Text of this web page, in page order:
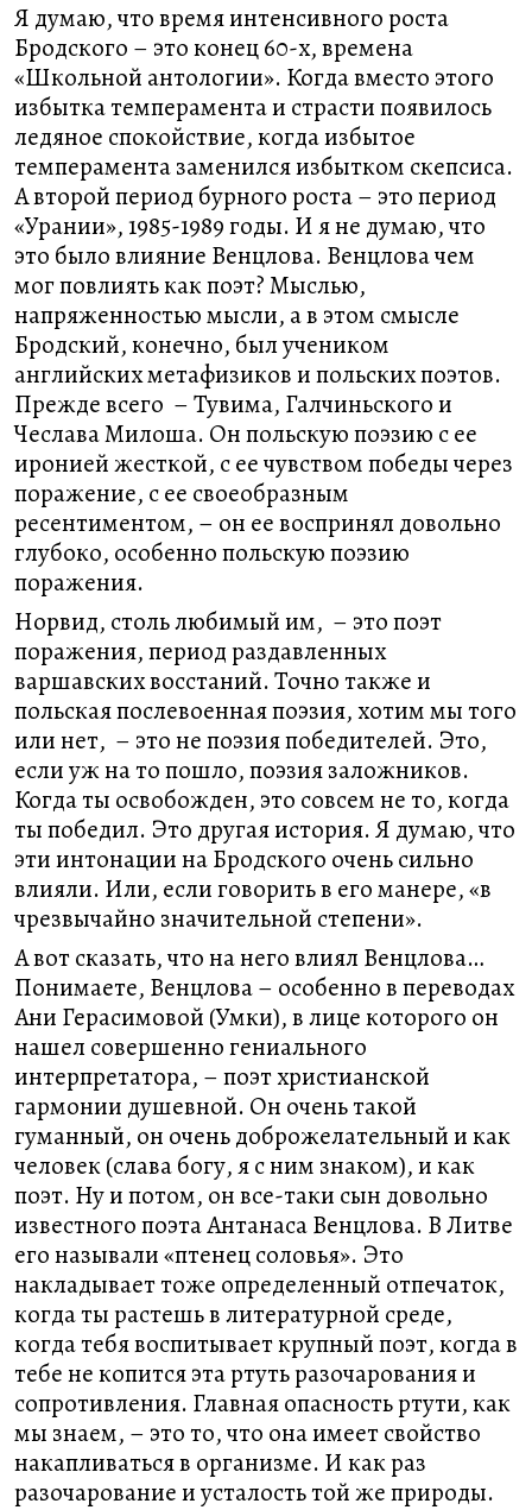
Я думаю, что время интенсивного роста
Бродского – это конец 60-х, времена
«Школьной антологии». Когда вместо этого
избытка темперамента и страсти появилось
ледяное спокойствие, когда избытое
темперамента заменился избытком скепсиса.
А второй период бурного роста – это период
«Урании», 1985-1989 годы. И я не думаю, что
это было влияние Венцлова. Венцлова чем
мог повлиять как поэт? Мыслью,
напряженностью мысли, а в этом смысле
Бродский, конечно, был учеником
английских метафизиков и польских поэтов.
Прежде всего – Тувима, Галчиньского и
Чеслава Милоша. Он польскую поэзию с ее
иронией жесткой, с ее чувством победы через
поражение, с ее своеобразным
ресентиментом, – он ее воспринял довольно
глубоко, особенно польскую поэзию
поражения.
Норвид, столь любимый им, – это поэт
поражения, период раздавленных
варшавских восстаний. Точно также и
польская послевоенная поэзия, хотим мы того
или нет, – это не поэзия победителей. Это,
если уж на то пошло, поэзия заложников.
Когда ты освобожден, это совсем не то, когда
ты победил. Это другая история. Я думаю, что
эти интонации на Бродского очень сильно
влияли. Или, если говорить в его манере, «в
чрезвычайно значительной степени».
А вот сказать, что на него влиял Венцлова…
Понимаете, Венцлова – особенно в переводах
Ани Герасимовой (Умки), в лице которого он
нашел совершенно гениального
интерпретатора, – поэт христианской
гармонии душевной. Он очень такой
гуманный, он очень доброжелательный и как
человек (слава богу, я с ним знаком), и как
поэт. Ну и потом, он все-таки сын довольно
известного поэта Антанаса Венцлова. В Литве
его называли «птенец соловья». Это
накладывает тоже определенный отпечаток,
когда ты растешь в литературной среде,
когда тебя воспитывает крупный поэт, когда в
тебе не копится эта ртуть разочарования и
сопротивления. Главная опасность ртути, как
мы знаем, – это то, что она имеет свойство
накапливаться в организме. И как раз
разочарование и усталость той же природы.